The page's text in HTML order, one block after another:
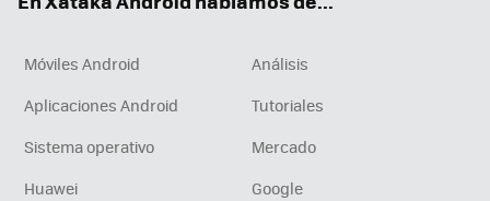
Móviles Android
Análisis
Aplicaciones Android
Tutoriales
Sistema operativo
Mercado
Huawei
Google